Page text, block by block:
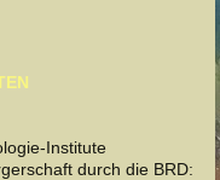
Institute
durch die BRD: